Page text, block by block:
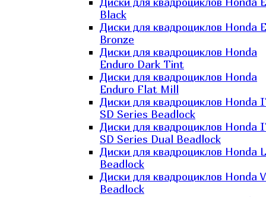
Black
Диски для квадроциклов Honda
Bronze
Диски для квадроциклов Honda
Enduro Dark Tint
Диски для квадроциклов Honda
Enduro Flat Mill
Диски для квадроциклов Honda
SD Series Beadlock
Диски для квадроциклов Honda
SD Series Dual Beadlock
Диски для квадроциклов Honda
Beadlock
Диски для квадроциклов Honda
Beadlock